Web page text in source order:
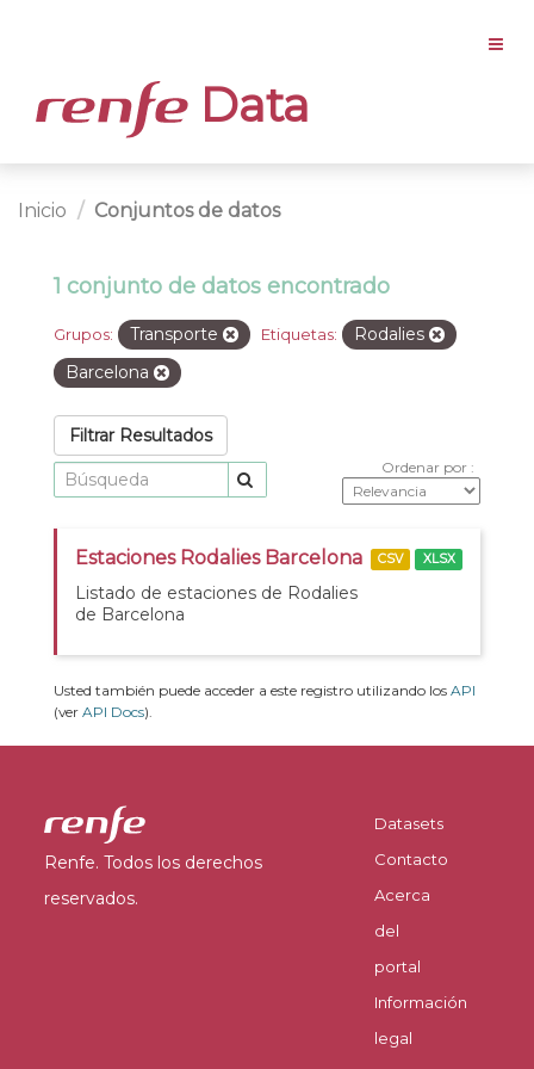
Data
Inicio Conjuntos de datos
1 conjunto de datos encontrado
Grupos: Transporte Etiquetas:
Rodalies
Barcelona
Filtrar Resultados
Ordenar por
Estaciones Rodalies Barcelona
Listado de estaciones de Rodalies
de Barcelona
CSV XLSX
Usted también puede acceder a este registro utilizando los API
(ver API Docs).
Renfe. Todos los derechos
reservados.
Datasets
Contacto
Acerca
del
portal
Información
legal